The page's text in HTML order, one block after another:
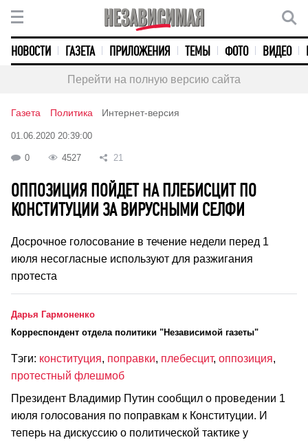
НОВОСТИ ГАЗЕТА ПРИЛОЖЕНИЯ ТЕМЫ ФОТО ВИДЕО
Перейти на полную версию сайта
Газета Политика Интернет-версия
01.06.2020 20:39:00
0 4527 21
ОППОЗИЦИЯ ПОЙДЕТ НА ПЛЕБИСЦИТ ПО
КОНСТИТУЦИИ ЗА ВИРУСНЫМИ СЕЛФИ
Досрочное голосование в течение недели перед 1
июля несогласные используют для разжигания
протеста
Дарья Гармоненко
Корреспондент отдела политики "Независимой газеты"
Тэги: конституция, поправки, плебесцит, оппозиция,
протестный флешмоб
Президент Владимир Путин сообщил о проведении 1
июля голосования по поправкам к Конституции. И
теперь на дискуссию о политической тактике у